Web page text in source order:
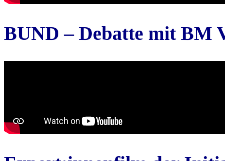
BUND – Debatte mit BM